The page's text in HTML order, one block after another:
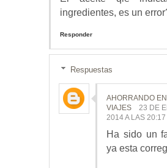
ingredientes, es un
Responder
Respuestas
AHORRANDO EN
VIAJES
23 DE
2014 A LAS 20:17
Ha sido un
ya esta